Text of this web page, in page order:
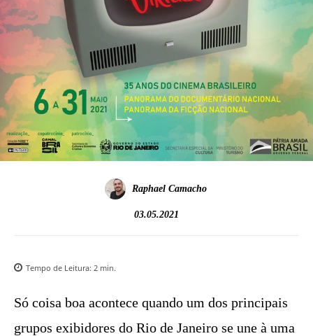
Raphael Camacho
03.05.2021
Tempo de Leitura: 2 min.
Só coisa boa acontece quando um dos principais
grupos exibidores do Rio de Janeiro se une à uma